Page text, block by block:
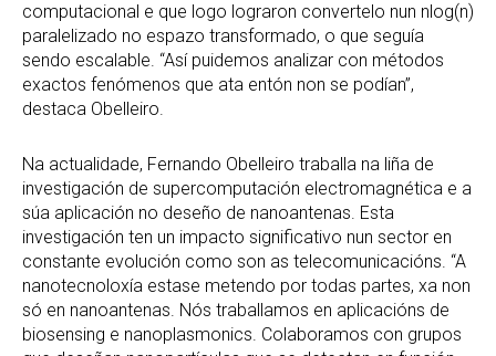
computacional e que logo lograron convertelo nun nlog(n)
paralelizado no espazo transformado, o que seguía
sendo escalable. “Así puidemos analizar con métodos
exactos fenómenos que ata entón non se podían”,
destaca Obelleiro.
Na actualidade, Fernando Obelleiro traballa na liña de
investigación de supercomputación electromagnética e a
súa aplicación no deseño de nanoantenas. Esta
investigación ten un impacto significativo nun sector en
constante evolución como son as telecomunicacións. “A
nanotecnoloxía estase metendo por todas partes, xa non
só en nanoantenas. Nós traballamos en aplicacións de
biosensing e nanoplasmonics. Colaboramos con grupos